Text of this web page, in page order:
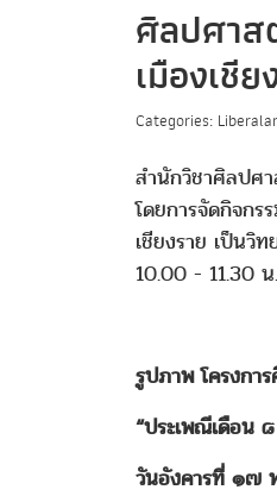
ศิลปศาส
เมืองเชีย
Categories:
สำนักวิชาศิลปศา
โดยการจัดกิจกร
เชียงราย เป็นวิ
10.00 - 11.30
รูปภาพ โครงกา
“ประเพณีเดือน
วันอังคารที่ ๑๗